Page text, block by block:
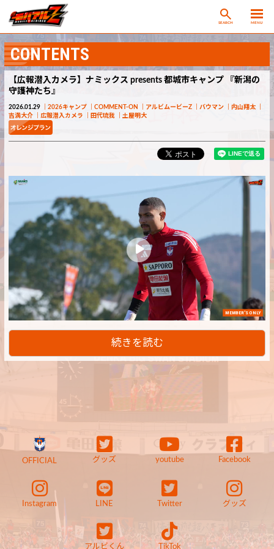
SEARCH MENU
CONTENTS
【広報潜入カメラ】ナミックス presents 都城市キャンプ 『新潟の
守護神たち』
2026.01.29 2026キャンプ COMMENT-ON アルビムービーZ バウマン
内山翔太
吉満大介
広報潜入カメラ 田代琉我 土屋明大
MEMBER'S ONLY
続きを読む
OFFICIAL グッズ youtube Facebook
Instagram LINE Twitter グッズ
アルビくん TikTok